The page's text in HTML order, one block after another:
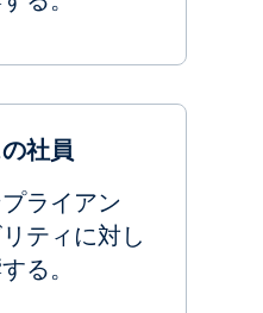
社員
ライアン
ティに対し
る。